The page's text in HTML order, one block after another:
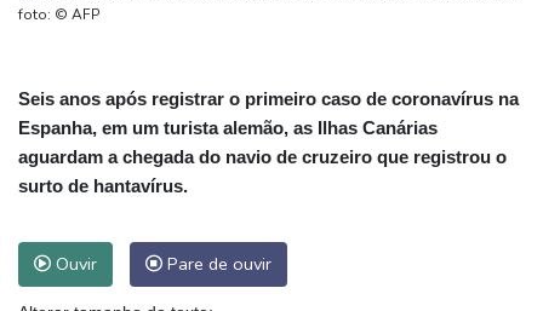
foto: © AFP
Seis anos após registrar o primeiro caso de coronavírus na
Espanha, em um turista alemão, as Ilhas Canárias
aguardam a chegada do navio de cruzeiro que registrou o
surto de hantavírus.
Ouvir Pare de ouvir